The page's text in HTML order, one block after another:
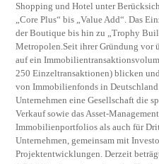
Shopping und Hotel unter
„Core Plus“ bis „Value Add“. Das
der Boutique bis hin zu „Trophy
Metropolen.Seit ihrer Gründung vor
auf ein
250 Einzeltransaktionen) blicken
von Immobilienfonds in
Unternehmen eine Gesellschaft die
Verkauf sowie das Asset-
Immobilienportfolios als auch für
Unternehmen, gemeinsam mit
Projektentwicklungen. Derzeit